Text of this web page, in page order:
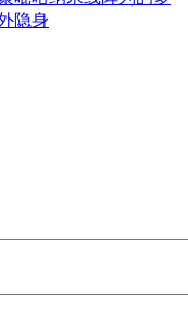
隐身